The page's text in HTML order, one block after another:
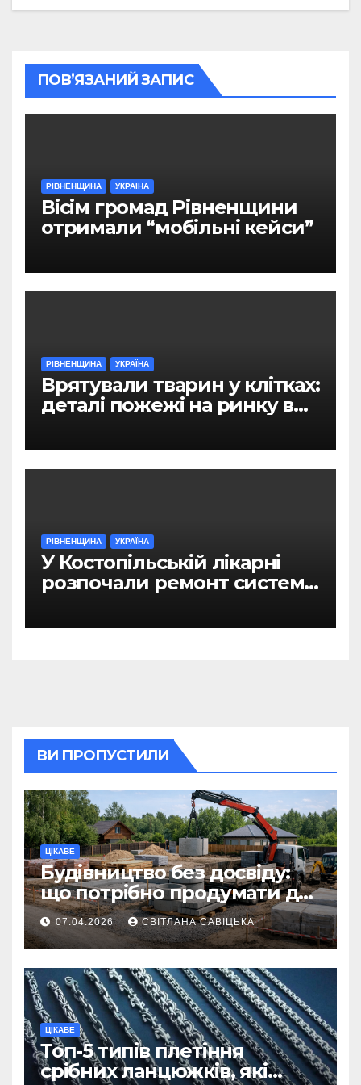
ПОВ’ЯЗАНИЙ ЗАПИС
РІВНЕНЩИНА УКРАЇНА
Вісім громад Рівненщини
отримали “мобільні кейси”
РІВНЕНЩИНА УКРАЇНА
Врятували тварин у клітках:
деталі пожежі на ринку в
РІВНЕНЩИНА УКРАЇНА
У Костопільській лікарні
розпочали ремонт системи
ВИ ПРОПУСТИЛИ
ЦІКАВЕ
Будівництво без досвіду:
що потрібно продумати до
першої доставки на
ділянку
07.04.2026 СВІТЛАНА САВІЦЬКА
ЦІКАВЕ
Топ-5 типів плетіння
срібних ланцюжків, які